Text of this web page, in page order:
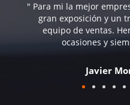
" Para mi la mejor
gran exposición y un
equipo de ventas.
ocasiones y
Javier